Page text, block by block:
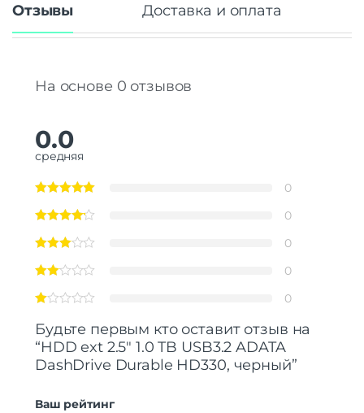
Отзывы Доставка и оплата
На основе 0 отзывов
0.0
средняя
0
0
0
0
0
Будьте первым кто оставит отзыв на
“HDD ext 2.5″ 1.0 TB USB3.2 ADATA
DashDrive Durable HD330, черный”
Ваш рейтинг